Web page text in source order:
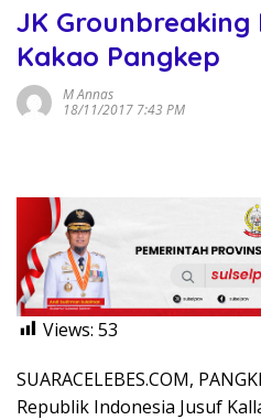
JK Grounbreaking
Kakao Pangkep
M Annas
18/11/2017 7:43 PM
Views: 53
SUARACELEBES.COM,
Republik Indonesia Jusuf